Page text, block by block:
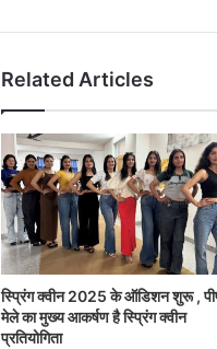
Related Articles
स्प्रिंग क्वीन 2025 के ऑडिशन शुरू ,
मेले का मुख्य आकर्षण है स्प्रिंग क्वीन
प्रतियोगिता